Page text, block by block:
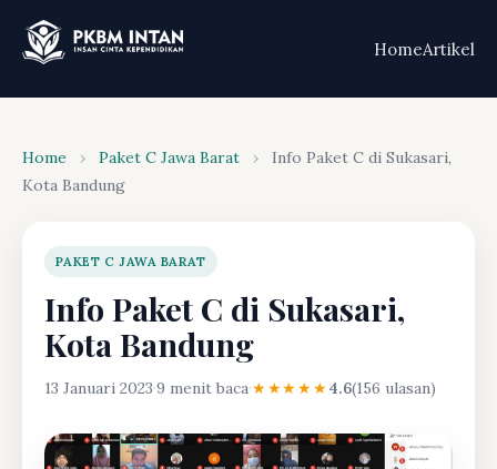
HomeArtikel
Home › Paket C Jawa Barat ›
Info Paket C di Sukasari,
Kota Bandung
PAKET C JAWA BARAT
Info Paket C di Sukasari,
Kota Bandung
13 Januari 2023·9 menit baca·★★★★★4.6(156 ulasan)